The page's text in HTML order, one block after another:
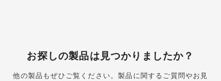
お探しの製品は見つかりましたか？
他の製品もぜひご覧ください。製品に関するご質問やお見